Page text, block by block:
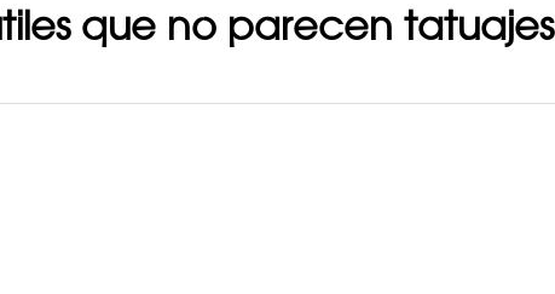
que no parecen tatuajes